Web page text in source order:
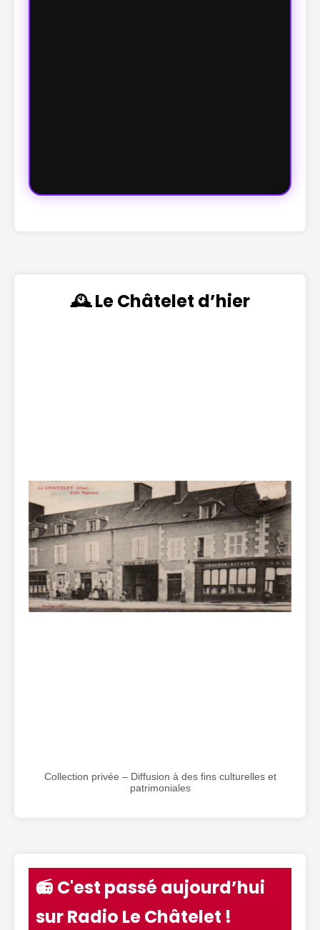
🕰️ Le Châtelet d’hier
Collection privée – Diffusion à des fins culturelles et
patrimoniales
📻 C'est passé aujourd’hui
sur Radio Le Châtelet !